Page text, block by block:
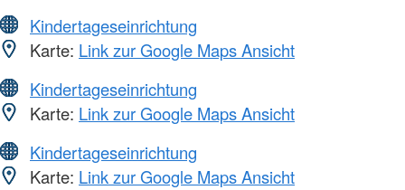
Kindertageseinrichtung
Karte: Link zur Google Maps Ansicht
Kindertageseinrichtung
Karte: Link zur Google Maps Ansicht
Kindertageseinrichtung
Karte: Link zur Google Maps Ansicht